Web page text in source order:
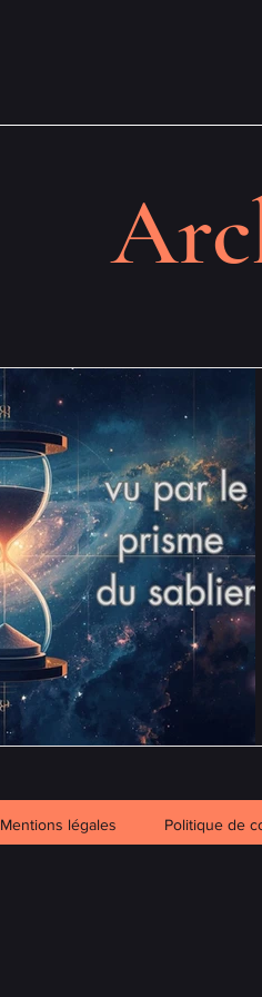
Mentions légales Politique de